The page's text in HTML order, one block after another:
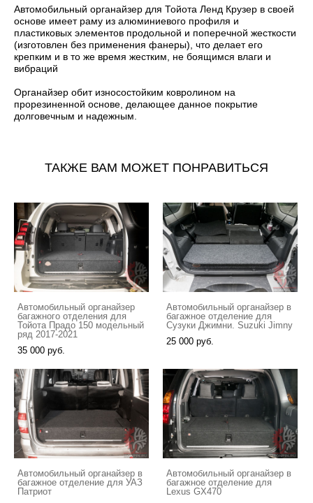
Автомобильный органайзер для Тойота Ленд Крузер в своей
основе имеет раму из алюминиевого профиля и
пластиковых элементов продольной и поперечной жесткости
(изготовлен без применения фанеры), что делает его
крепким и в то же время жестким, не боящимся влаги и
вибраций
Органайзер обит износостойким ковролином на
прорезиненной основе, делающее данное покрытие
долговечным и надежным.
ТАКЖЕ ВАМ МОЖЕТ ПОНРАВИТЬСЯ
Автомобильный органайзер
багажного отделения для
Тойота Прадо 150 модельный
ряд 2017-2021
35 000 pуб.
Автомобильный органайзер в
багажное отделение для
Сузуки Джимни. Suzuki Jimny
25 000 pуб.
Автомобильный органайзер в
багажное отделение для УАЗ
Патриот
Автомобильный органайзер в
багажное отделение для
Lexus GX470